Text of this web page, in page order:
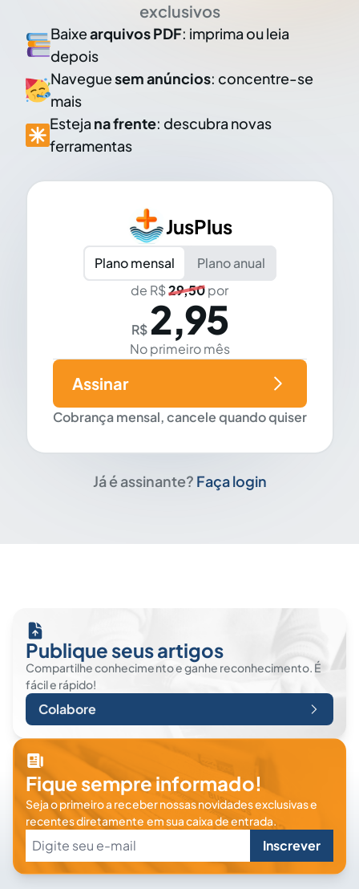
exclusivos
Baixearquivos PDF: imprima ou leia
depois
Naveguesem anúncios: concentre-se
mais
Esteja na frente: descubra novas
ferramentas
JusPlus
Plano mensal
Plano anual
de R$29,50por
R$ 2,95
No primeiro mês
Cobrança mensal, cancele quando quiser
Assinar
Já é assinante? Faça login
Publique seus artigos
Compartilhe conhecimento e ganhe reconhecimento. É
fácil e rápido!
Colabore
Fique sempre informado!
Seja o primeiro a receber nossas novidades exclusivas e
recentes diretamente em sua caixa de entrada.
Inscrever